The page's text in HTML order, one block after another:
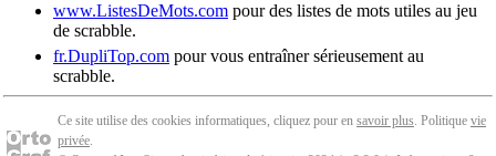
www.ListesDeMots.com pour des listes de mots utiles au jeu
de scrabble.
fr.DupliTop.com pour vous entraîner sérieusement au
scrabble.
Ce site utilise des cookies informatiques, cliquez pour en savoir plus. Politique vie
privée.